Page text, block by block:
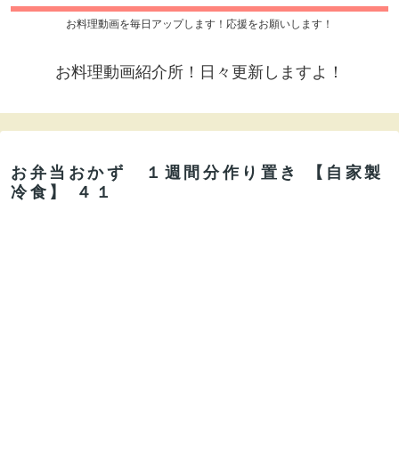
お料理動画を毎日アップします！応援をお願いします！
お料理動画紹介所！日々更新しますよ！
お弁当おかず １週間分作り置き 【自家製
冷食】 ４１